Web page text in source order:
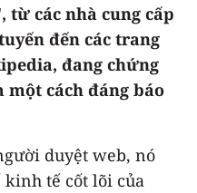
các nhà cung cấp
đến các trang
đang chứng
cách đáng báo
duyệt web, nó
kinh tế cốt lõi của